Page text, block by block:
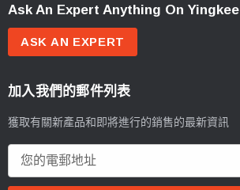
Ask An Expert Anything On Yingkee
ASK AN EXPERT
加入我們的郵件列表
獲取有關新產品和即將進行的銷售的最新資訊
郵